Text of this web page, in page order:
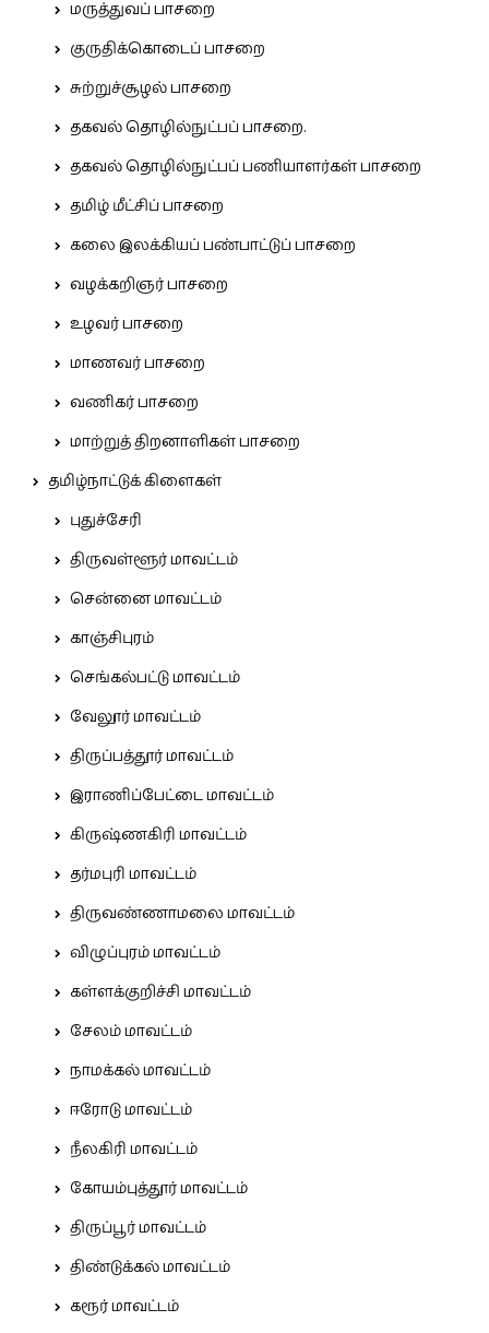
மருத்துவப் பாசறை
குருதிக்கொடைப் பாசறை
சுற்றுச்சூழல் பாசறை
தகவல் தொழில்நுட்பப் பாசறை.
தகவல் தொழில்நுட்பப் பணியாளர்கள் பாசறை
தமிழ் மீட்சிப் பாசறை
கலை இலக்கியப் பண்பாட்டுப் பாசறை
வழக்கறிஞர் பாசறை
உழவர் பாசறை
மாணவர் பாசறை
வணிகர் பாசறை
மாற்றுத் திறனாளிகள் பாசறை
தமிழ்நாட்டுக் கிளைகள்
புதுச்சேரி
திருவள்ளூர் மாவட்டம்
சென்னை மாவட்டம்
காஞ்சிபுரம்
செங்கல்பட்டு மாவட்டம்
வேலூர் மாவட்டம்
திருப்பத்தூர் மாவட்டம்
இராணிப்பேட்டை மாவட்டம்
கிருஷ்ணகிரி மாவட்டம்
தர்மபுரி மாவட்டம்
திருவண்ணாமலை மாவட்டம்
விழுப்புரம் மாவட்டம்
கள்ளக்குறிச்சி மாவட்டம்
சேலம் மாவட்டம்
நாமக்கல் மாவட்டம்
ஈரோடு மாவட்டம்
நீலகிரி மாவட்டம்
கோயம்புத்தூர் மாவட்டம்
திருப்பூர் மாவட்டம்
திண்டுக்கல் மாவட்டம்
கரூர் மாவட்டம்